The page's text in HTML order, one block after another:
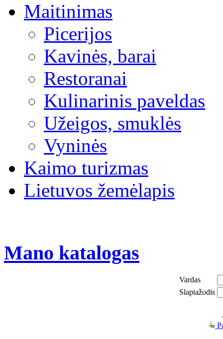
Maitinimas
Picerijos
Kavinės, barai
Restoranai
Kulinarinis paveldas
Užeigos, smuklės
Vyninės
Kaimo turizmas
Lietuvos žemėlapis
Mano katalogas
Vardas
Slaptažodis